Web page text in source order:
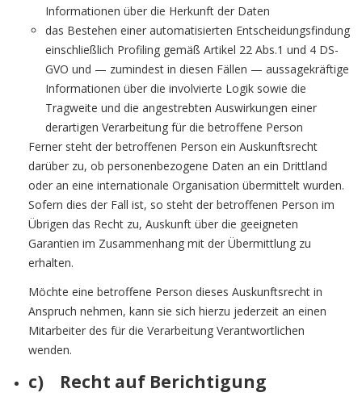
Informationen über die Herkunft der Daten
das Bestehen einer automatisierten Entscheidungsfindung
einschließlich Profiling gemäß Artikel 22 Abs.1 und 4 DS-
GVO und — zumindest in diesen Fällen — aussagekräftige
Informationen über die involvierte Logik sowie die
Tragweite und die angestrebten Auswirkungen einer
derartigen Verarbeitung für die betroffene Person
Ferner steht der betroffenen Person ein Auskunftsrecht
darüber zu, ob personenbezogene Daten an ein Drittland
oder an eine internationale Organisation übermittelt wurden.
Sofern dies der Fall ist, so steht der betroffenen Person im
Übrigen das Recht zu, Auskunft über die geeigneten
Garantien im Zusammenhang mit der Übermittlung zu
erhalten.
Möchte eine betroffene Person dieses Auskunftsrecht in
Anspruch nehmen, kann sie sich hierzu jederzeit an einen
Mitarbeiter des für die Verarbeitung Verantwortlichen
wenden.
c) Recht auf Berichtigung